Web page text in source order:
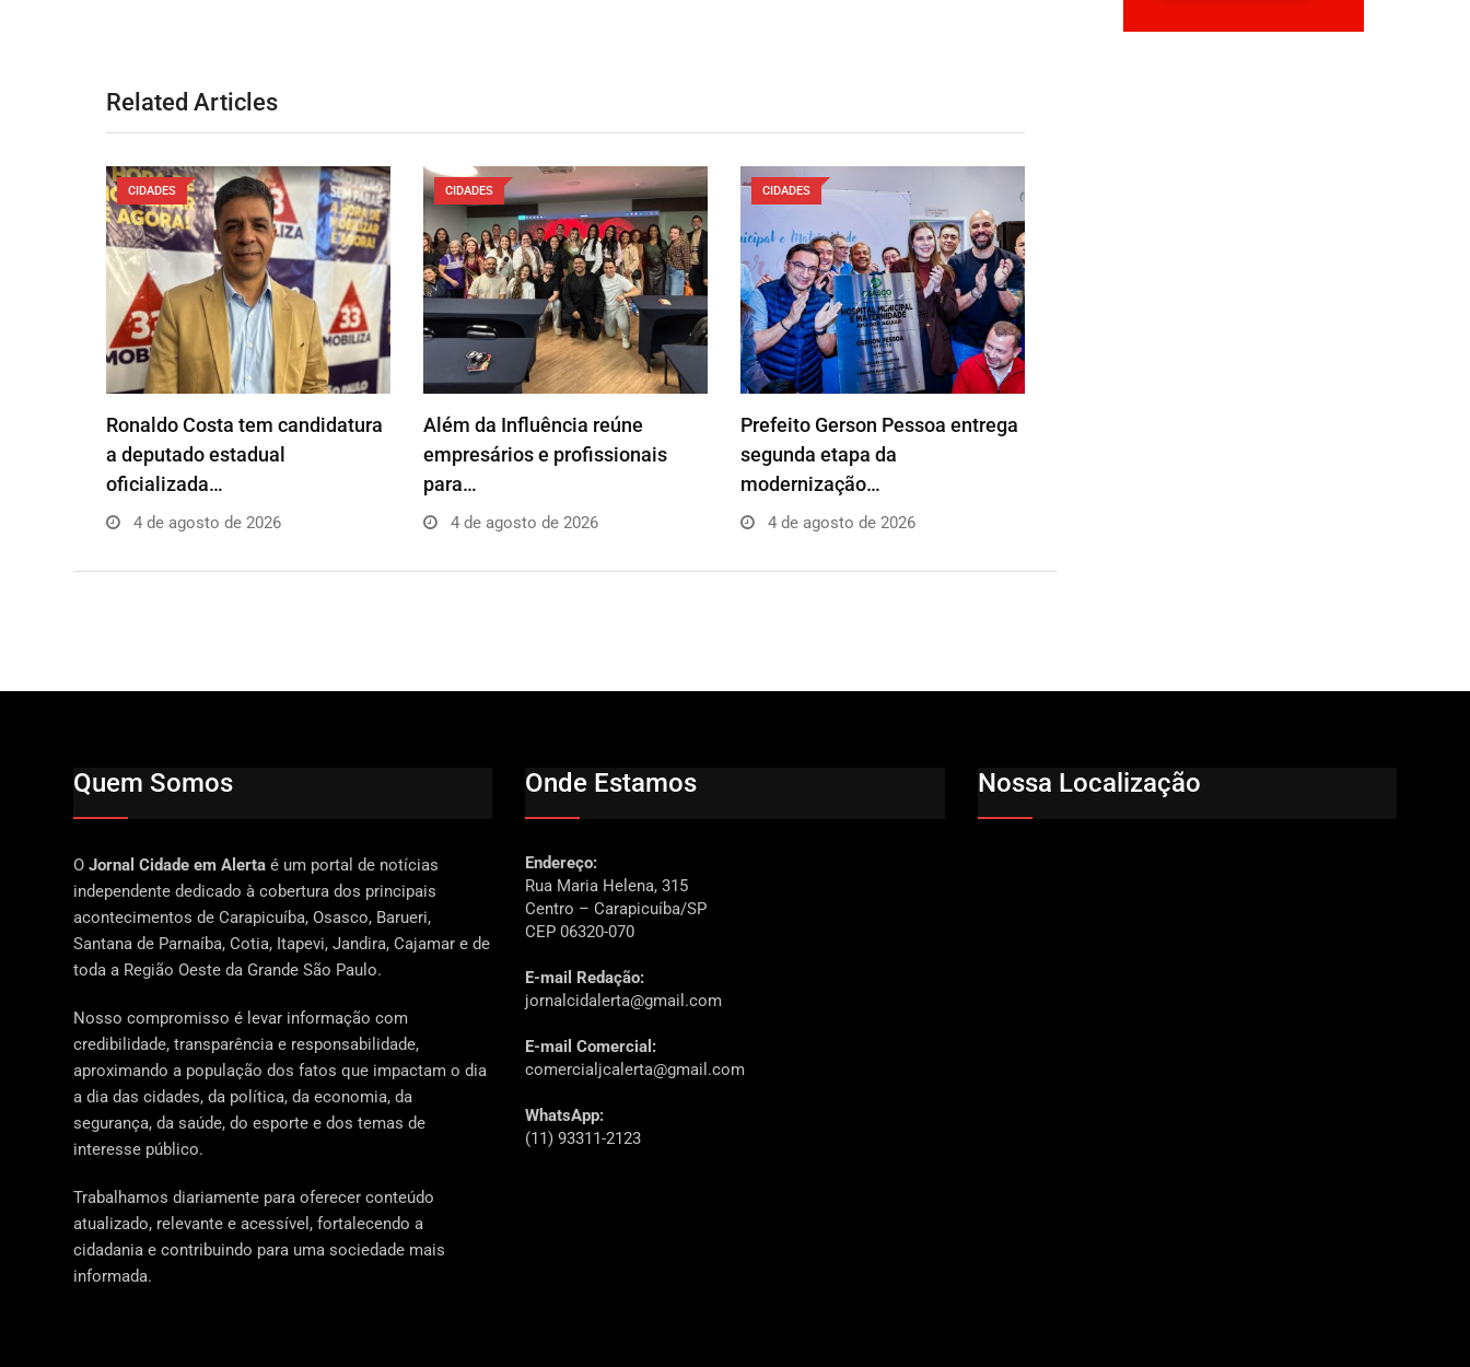
Related Articles
CIDADES
Ronaldo Costa tem candidatura
a deputado estadual
oficializada…
4 de agosto de 2026
CIDADES
Além da Influência reúne
empresários e profissionais
para…
4 de agosto de 2026
CIDADES
Prefeito Gerson Pessoa entrega
segunda etapa da
modernização…
4 de agosto de 2026
Quem Somos
O Jornal Cidade em Alerta é um portal de notícias
independente dedicado à cobertura dos principais
acontecimentos de Carapicuíba, Osasco, Barueri,
Santana de Parnaíba, Cotia, Itapevi, Jandira, Cajamar e de
toda a Região Oeste da Grande São Paulo.
Nosso compromisso é levar informação com
credibilidade, transparência e responsabilidade,
aproximando a população dos fatos que impactam o dia
a dia das cidades, da política, da economia, da
segurança, da saúde, do esporte e dos temas de
interesse público.
Trabalhamos diariamente para oferecer conteúdo
atualizado, relevante e acessível, fortalecendo a
cidadania e contribuindo para uma sociedade mais
informada.
Onde Estamos
Endereço:
Rua Maria Helena, 315
Centro – Carapicuíba/SP
CEP 06320-070
E-mail Redação:
jornalcidalerta@gmail.com
E-mail Comercial:
comercialjcalerta@gmail.com
WhatsApp:
(11) 93311-2123
Nossa Localização